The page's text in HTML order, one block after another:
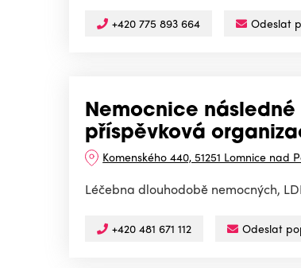
+420 775 893 664 Odeslat
Nemocnice
příspěvková
Komenského 440, 51251 Lomnice nad
Léčebna dlouhodobě nemocných,
+420 481 671 112 Odeslat